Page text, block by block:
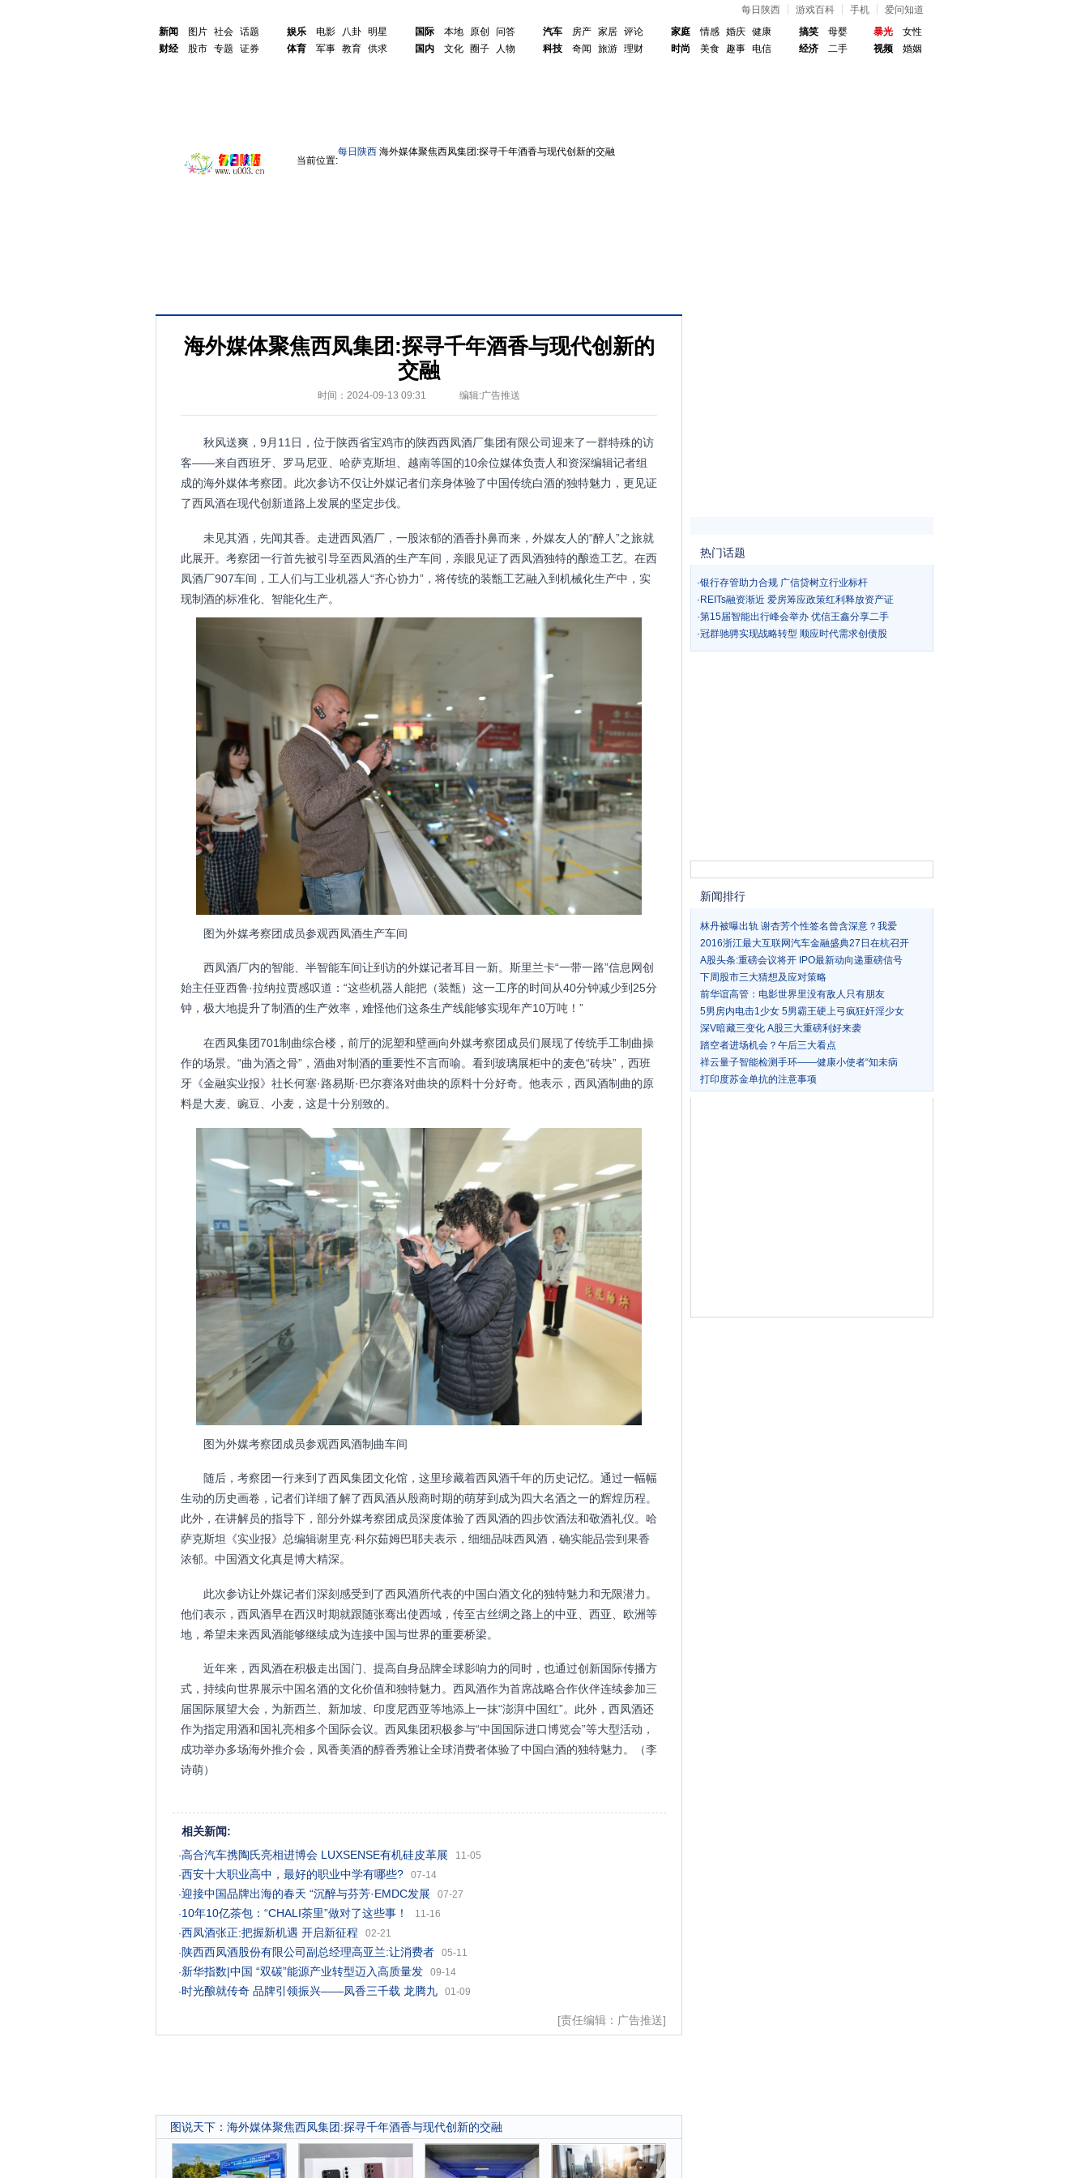
每日陕西 游戏百科 手机
爱问知道
新闻
图片 社会 话题
财经
股市 专题 证券
娱乐 电影 八卦 明星
体育
军事 教育 供求
国际 本地 原创
问答
国内
文化 圈子 人物
汽车 房产 家居 评论
科技
奇闻 旅游 理财
家庭 情感 婚庆 健康
时尚
美食 趣事 电信
搞笑
母婴
经济
二手
暴光
女性
视频
婚姻
当前位置:
每日陕西海外媒体聚焦西凤集团:探寻千年酒香与现代创新的交融
海外媒体聚焦西凤集团:探寻千年酒香与现代创新的
交融
时间：2024-09-13 09:31 编辑:广告推送
秋风送爽，9月11日，位于陕西省宝鸡市的陕西西凤酒厂集团有限公司迎来了一群特殊的访
客——来自西班牙、罗马尼亚、哈萨克斯坦、越南等国的10余位媒体负责人和资深编辑记者组
成的海外媒体考察团。此次参访不仅让外媒记者们亲身体验了中国传统白酒的独特魅力，更见证
了西凤酒在现代创新道路上发展的坚定步伐。
未见其酒，先闻其香。走进西凤酒厂，一股浓郁的酒香扑鼻而来，外媒友人的“醉人”之旅就
此展开。考察团一行首先被引导至西凤酒的生产车间，亲眼见证了西凤酒独特的酿造工艺。在西
凤酒厂907车间，工人们与工业机器人“齐心协力”，将传统的装甑工艺融入到机械化生产中，实
现制酒的标准化、智能化生产。
图为外媒考察团成员参观西凤酒生产车间
西凤酒厂内的智能、半智能车间让到访的外媒记者耳目一新。斯里兰卡“一带一路”信息网创
始主任亚西鲁·拉纳拉贾感叹道：“这些机器人能把（装甑）这一工序的时间从40分钟减少到25分
钟，极大地提升了制酒的生产效率，难怪他们这条生产线能够实现年产10万吨！”
在西凤集团701制曲综合楼，前厅的泥塑和壁画向外媒考察团成员们展现了传统手工制曲操
作的场景。“曲为酒之骨”，酒曲对制酒的重要性不言而喻。看到玻璃展柜中的麦色“砖块”，西班
牙《金融实业报》社长何塞·路易斯·巴尔赛洛对曲块的原料十分好奇。他表示，西凤酒制曲的原
料是大麦、豌豆、小麦，这是十分别致的。
图为外媒考察团成员参观西凤酒制曲车间
随后，考察团一行来到了西凤集团文化馆，这里珍藏着西凤酒千年的历史记忆。通过一幅幅
生动的历史画卷，记者们详细了解了西凤酒从殷商时期的萌芽到成为四大名酒之一的辉煌历程。
此外，在讲解员的指导下，部分外媒考察团成员深度体验了西凤酒的四步饮酒法和敬酒礼仪。哈
萨克斯坦《实业报》总编辑谢里克·科尔茹姆巴耶夫表示，细细品味西凤酒，确实能品尝到果香
浓郁。中国酒文化真是博大精深。
此次参访让外媒记者们深刻感受到了西凤酒所代表的中国白酒文化的独特魅力和无限潜力。
他们表示，西凤酒早在西汉时期就跟随张骞出使西域，传至古丝绸之路上的中亚、西亚、欧洲等
地，希望未来西凤酒能够继续成为连接中国与世界的重要桥梁。
近年来，西凤酒在积极走出国门、提高自身品牌全球影响力的同时，也通过创新国际传播方
式，持续向世界展示中国名酒的文化价值和独特魅力。西凤酒作为首席战略合作伙伴连续参加三
届国际展望大会，为新西兰、新加坡、印度尼西亚等地添上一抹“澎湃中国红”。此外，西凤酒还
作为指定用酒和国礼亮相多个国际会议。西凤集团积极参与“中国国际进口博览会”等大型活动，
成功举办多场海外推介会，凤香美酒的醇香秀雅让全球消费者体验了中国白酒的独特魅力。（李
诗萌）
相关新闻:
·高合汽车携陶氏亮相进博会 LUXSENSE有机硅皮革展
11-05
·西安十大职业高中，最好的职业中学有哪些?
07-14
·迎接中国品牌出海的春天 “沉醉与芬芳·EMDC发展
07-27
·10年10亿茶包：“CHALI茶里”做对了这些事！
11-16
·西凤酒张正:把握新机遇 开启新征程
02-21
· 陕西西凤酒股份有限公司副总经理高亚兰:让消费者
05-11
·新华指数|中国 “双碳”能源产业转型迈入高质量发
09-14
·时光酿就传奇 品牌引领振兴——凤香三千载 龙腾九 01-09
[责任编辑：广告推送]
图说天下 ： 海外媒体聚焦西凤集团:探寻千年酒香与现代创新的交融
热门话题
·银行存管助力合规 广信贷树立行业标杆
· REITs融资渐近 爱房筹应政策红利释放资产证
·第15届智能出行峰会举办 优信王鑫分享二手
·冠群驰骋实现战略转型 顺应时代需求创债股
新闻排行
林丹被曝出轨 谢杏芳个性签名曾含深意？我爱
2016浙江最大互联网汽车金融盛典27日在杭召开
A股头条:重磅会议将开 IPO最新动向递重磅信号
下周股市三大猜想及应对策略
前华谊高管：电影世界里没有敌人只有朋友
5男房内电击1少女 5男霸王硬上弓疯狂奸淫少女
深V暗藏三变化 A股三大重磅利好来袭
踏空者进场机会？午后三大看点
祥云量子智能检测手环——健康小使者“知未病
打印度苏金单抗的注意事项